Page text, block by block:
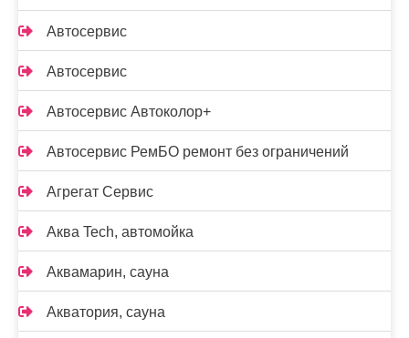
Автосервис
Автосервис
Автосервис Автоколор+
Автосервис РемБО ремонт без ограничений
Агрегат Сервис
Аква Tech, автомойка
Аквамарин, сауна
Акватория, сауна